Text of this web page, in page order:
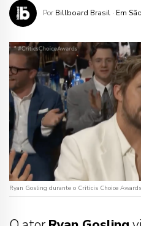
Por Billboard Brasil · Em
Ryan Gosling durante o Criticis Choice